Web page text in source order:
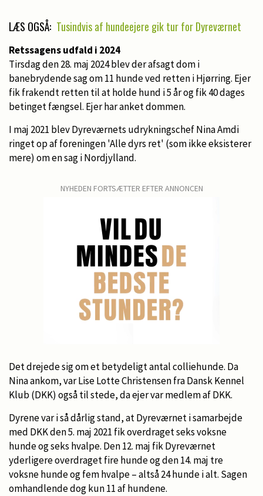
LÆS OGSÅ: Tusindvis af hundeejere gik tur for Dyreværnet
Retssagens udfald i 2024
Tirsdag den 28. maj 2024 blev der afsagt dom i
banebrydende sag om 11 hunde ved retten i Hjørring. Ejer
fik frakendt retten til at holde hund i 5 år og fik 40 dages
betinget fængsel. Ejer har anket dommen.
I maj 2021 blev Dyreværnets udrykningschef Nina Amdi
ringet op af foreningen 'Alle dyrs ret' (som ikke eksisterer
mere) om en sag i Nordjylland.
NYHEDEN FORTSÆTTER EFTER ANNONCEN
Det drejede sig om et betydeligt antal colliehunde. Da
Nina ankom, var Lise Lotte Christensen fra Dansk Kennel
Klub (DKK) også til stede, da ejer var medlem af DKK.
Dyrene var i så dårlig stand, at Dyreværnet i samarbejde
med DKK den 5. maj 2021 fik overdraget seks voksne
hunde og seks hvalpe. Den 12. maj fik Dyreværnet
yderligere overdraget fire hunde og den 14. maj tre
voksne hunde og fem hvalpe – altså 24 hunde i alt. Sagen
omhandlende dog kun 11 af hundene.